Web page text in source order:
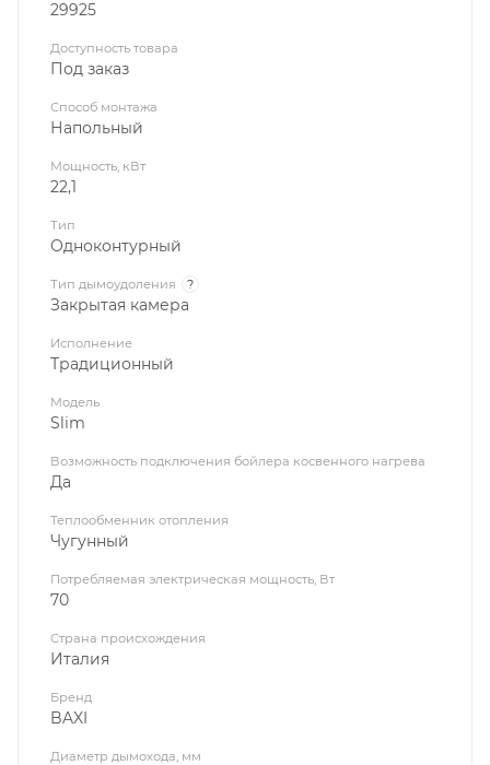
29925
Доступность товара
Под заказ
Способ монтажа
Напольный
Мощность, кВт
22,1
Тип
Одноконтурный
Тип дымоудоления ?
Закрытая камера
Исполнение
Традиционный
Модель
Slim
Возможность подключения бойлера косвенного нагрева
Да
Теплообменник отопления
Чугунный
Потребляемая электрическая мощность, Вт
70
Страна происхождения
Италия
Бренд
BAXI
Диаметр дымохода, мм